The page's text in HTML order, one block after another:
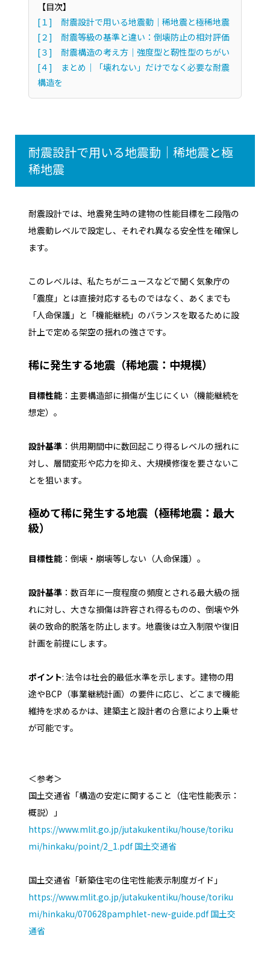
【目次】
[１] 耐震設計で用いる地震動｜稀地震と極稀地震
[２] 耐震等級の基準と違い：倒壊防止の相対評価
[３] 耐震構造の考え方｜強度型と靭性型のちがい
[４] まとめ｜「壊れない」だけでなく必要な耐震
構造を
耐震設計で用いる地震動｜稀地震と極
稀地震
耐震設計では、地震発生時の建物の性能目標を二段階の
地震動レベルで設定し、それぞれ異なる安全性を確保し
ます。
このレベルは、私たちがニュースなどで聞く気象庁の
「震度」とは直接対応するものではなく、あくまでも
「人命保護」と「機能継続」のバランスを取るために設
計上で定める架空の揺れの強さです。
稀に発生する地震（稀地震：中規模）
目標性能：主要構造部に損傷が生じにくい（機能継続を
想定）。
設計基準 ：供用期間中に数回起こり得るレベルの揺れに
対し、層間変形や応力を抑え、大規模修復を要さないこ
とを狙います。
極めて稀に発生する地震（極稀地震：最大
級）
目標性能：倒壊・崩壊等しない（人命保護）。
設計基準 ：数百年に一度程度の頻度とされる最大級の揺
れに対し、大きな損傷は許容され得るものの、倒壊や外
装の致命的脱落を防止します。地震後は立入制限や復旧
計画を前提にします。
ポイント: 法令は社会的最低水準を示します。建物の用
途やBCP（事業継続計画）の要件に応じ、どこまで機能
維持を求めるかは、建築主と設計者の合意により上乗せ
が可能です。
＜参考＞
国土交通省「構造の安定に関すること（住宅性能表示：
概説）」
https://www.mlit.go.jp/jutakukentiku/house/toriku
mi/hinkaku/point/2_1.pdf国土交通省
国土交通省「新築住宅の住宅性能表示制度ガイド」
https://www.mlit.go.jp/jutakukentiku/house/toriku
mi/hinkaku/070628pamphlet-new-guide.pdf国土交
通省